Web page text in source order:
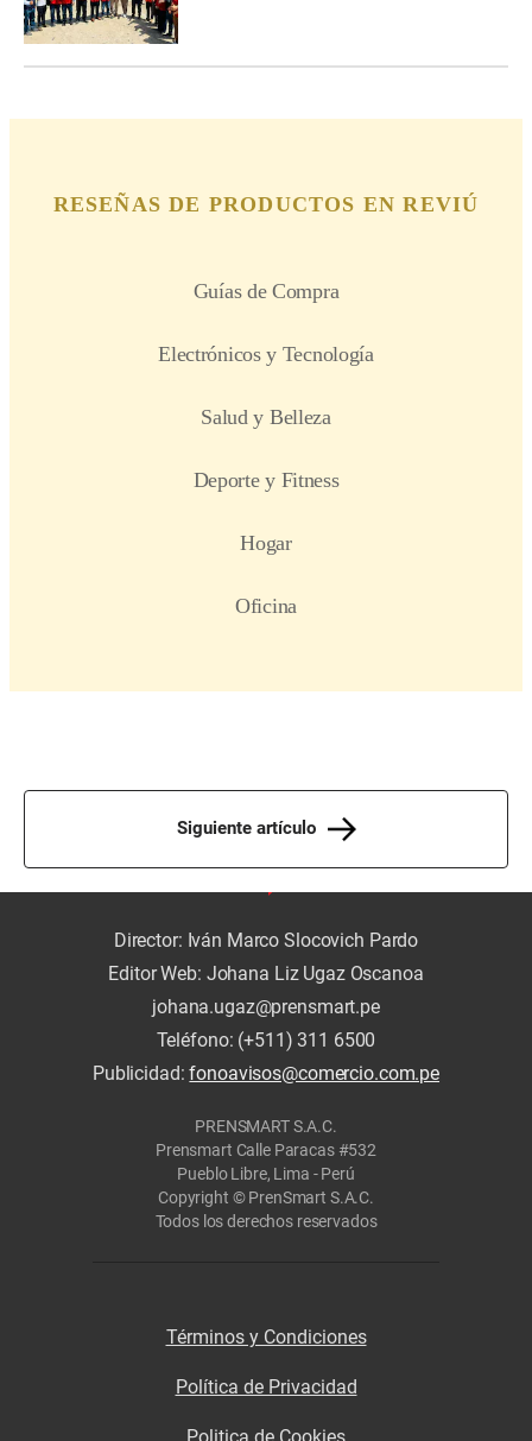
Siguiente artículo
Director: Iván Marco Slocovich Pardo
Editor Web: Johana Liz Ugaz Oscanoa
johana.ugaz@prensmart.pe
Teléfono: (+511) 311 6500
Publicidad:fonoavisos@comercio.com.pe
PRENSMART S.A.C.
Prensmart Calle Paracas #532
Pueblo Libre, Lima - Perú
Copyright © PrenSmart S.A.C.
Todos los derechos reservados
Términos y Condiciones
Política de Privacidad